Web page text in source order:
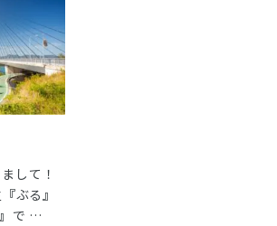
のイベ
して！
ぶる』
です。